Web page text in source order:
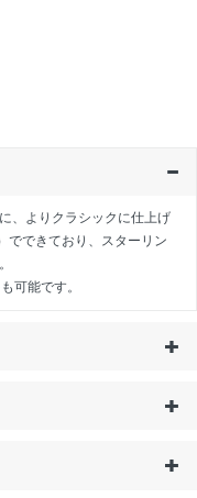
、よりクラシックに仕上げ
でできており、スターリン
可能です。